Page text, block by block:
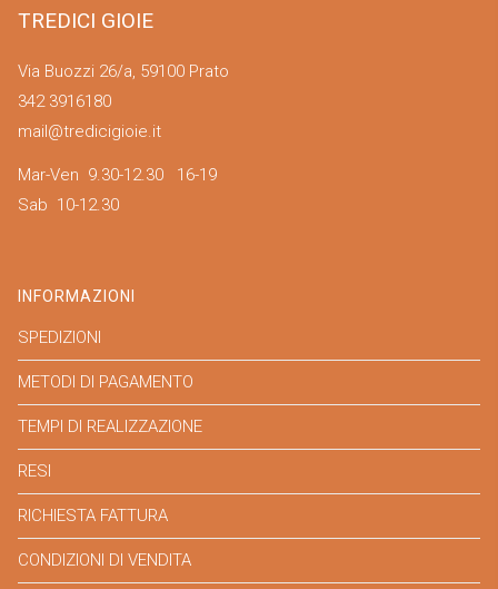
TREDICI GIOIE
Via Buozzi 26/a, 59100 Prato
342 3916180
mail@tredicigioie.it
Mar-Ven 9.30-12.30 16-19
Sab 10-12.30
INFORMAZIONI
SPEDIZIONI
METODI DI PAGAMENTO
TEMPI DI REALIZZAZIONE
RESI
RICHIESTA FATTURA
CONDIZIONI DI VENDITA